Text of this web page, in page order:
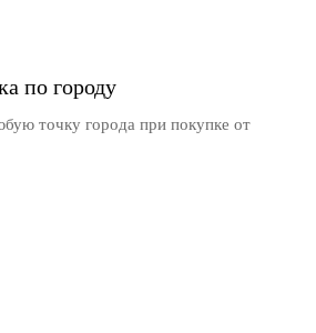
по городу
точку города при покупке от